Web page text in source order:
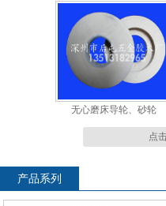
无心磨床导轮、砂轮
点
产品系列